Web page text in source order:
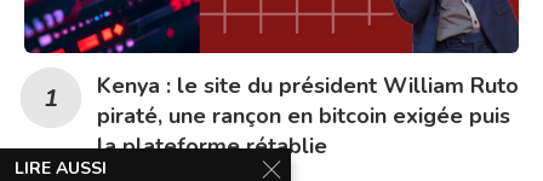
Kenya : le site du président William Ruto
piraté, une rançon en bitcoin exigée puis
la plateforme rétablie
LIRE AUSSI